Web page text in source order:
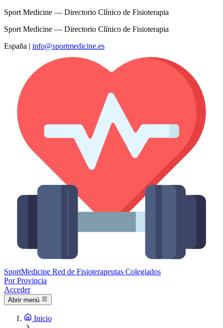
Sport Medicine — Directorio Clínico de Fisioterapia
Sport Medicine — Directorio Clínico de Fisioterapia
España | info@sportmedicine.es
SportMedicine Red de Fisioterapeutas Colegiados
Por Provincia
Acceder
Abrir menú
Inicio